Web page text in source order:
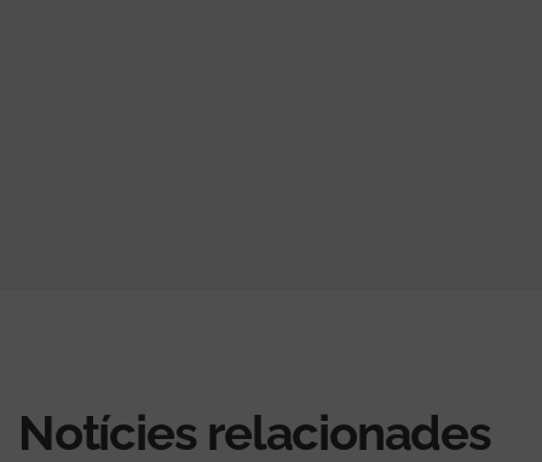
Notícies relacionades